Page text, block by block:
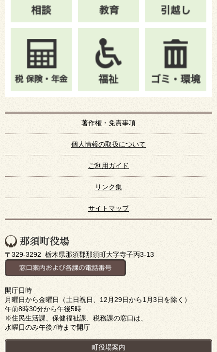
著作権・免責事項
個人情報の取扱について
ご利用ガイド
リンク集
サイトマップ
〒329-3292 栃木県那須郡那須町大字寺子丙3-13
開庁日時
月曜日から金曜日（土日祝日、12月29日から1月3日を除く）
午前8時30分から午後5時
※住民生活課、保健福祉課、税務課の窓口は、
水曜日のみ午後7時まで開庁
町役場案内